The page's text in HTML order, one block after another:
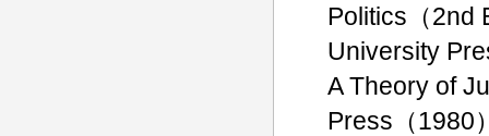
Politics（2nd
University
A Theory of
Press（1980